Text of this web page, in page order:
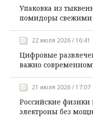
Упаковка из
помидоры свежими
22 июля 2026 / 16:41
Цифровые
важно
21 июля 2026 / 17:07
Российские
электроны без